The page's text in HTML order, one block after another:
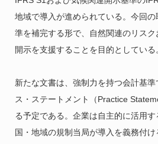
地域で導入が進められている。今回
準を補完する形で、自然関連のリス
開示を支援することを目的としている
新たな文書は、強制力を持つ会計基
ス・ステートメント（Practice
る予定である。企業は自主的に活用
国・地域の規制当局が導入を義務付け